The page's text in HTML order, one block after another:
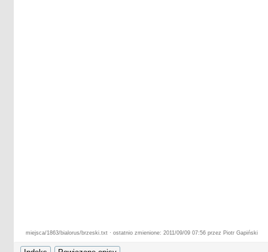
miejsca/1863/bialorus/brzeski.txt · ostatnio zmienione: 2011/09/09 07:56 przez Piotr Gapiński